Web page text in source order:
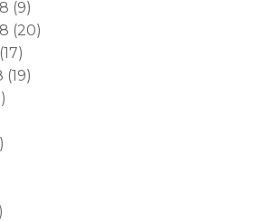
(9)
(20)
(17)
(19)